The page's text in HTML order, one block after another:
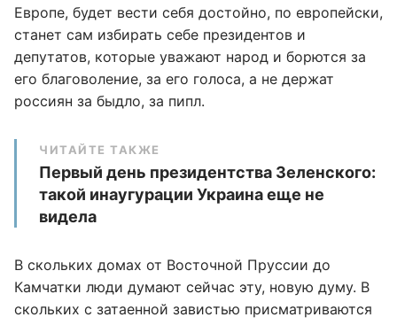
Европе, будет вести себя достойно, по европейски,
станет сам избирать себе президентов и
депутатов, которые уважают народ и борются за
его благоволение, за его голоса, а не держат
россиян за быдло, за пипл.
ЧИТАЙТЕ ТАКЖЕ
Первый день президентства Зеленского:
такой инаугурации Украина еще не
видела
В скольких домах от Восточной Пруссии до
Камчатки люди думают сейчас эту, новую думу. В
скольких с затаенной завистью присматриваются